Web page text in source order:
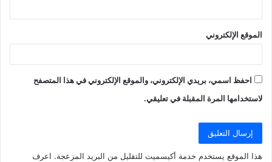
الموقع الإلكتروني
احفظ اسمي، بريدي الإلكتروني، والموقع الإلكتروني في هذا المتصفح
لاستخدامها المرة المقبلة في تعليقي.
هذا الموقع يستخدم خدمة أكيسميت للتقليل من البريد المزعجة. اعرف